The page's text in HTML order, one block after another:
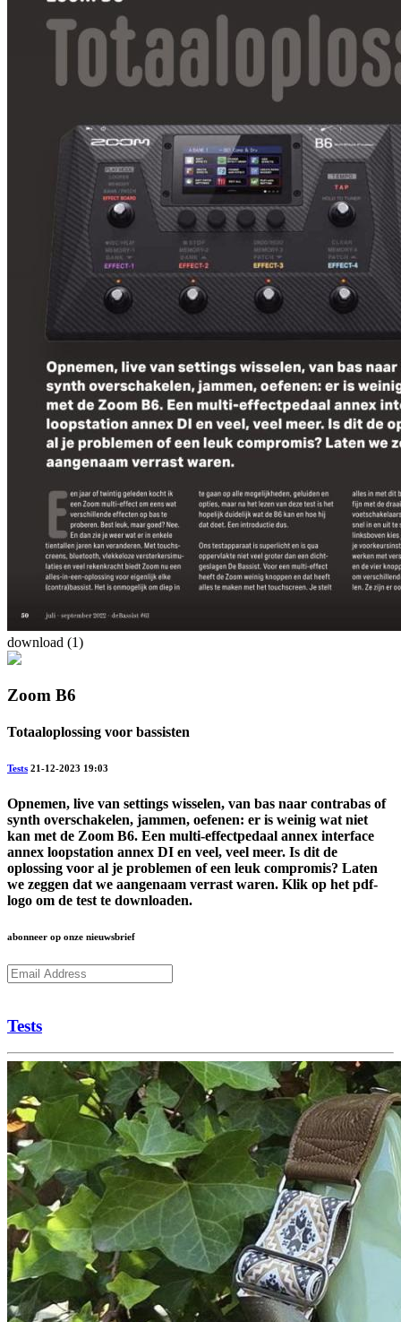
download (1)
Zoom B6
Totaaloplossing voor bassisten
Tests 21-12-2023 19:03
Opnemen, live van settings wisselen, van bas naar contrabas of
synth overschakelen, jammen, oefenen: er is weinig wat niet
kan met de Zoom B6. Een multi-effectpedaal annex interface
annex loopstation annex DI en veel, veel meer. Is dit de
oplossing voor al je problemen of een leuk compromis? Laten
we zeggen dat we aangenaam verrast waren. Klik op het pdf-
logo om de test te downloaden.
abonneer op onze nieuwsbrief
Tests